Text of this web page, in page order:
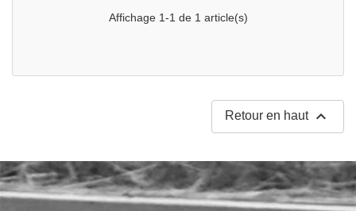
Affichage 1-1 de 1 article(s)
Retour en haut 